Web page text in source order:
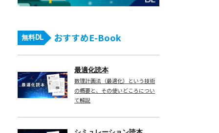
無料DL おすすめE-Book
最適化読本
数理計画法（最適化）という技術
の概要と、その使いどころについ
て解説